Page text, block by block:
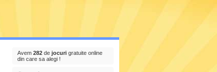
Avem 282 de jocuri gratuite online
din care sa alegi !